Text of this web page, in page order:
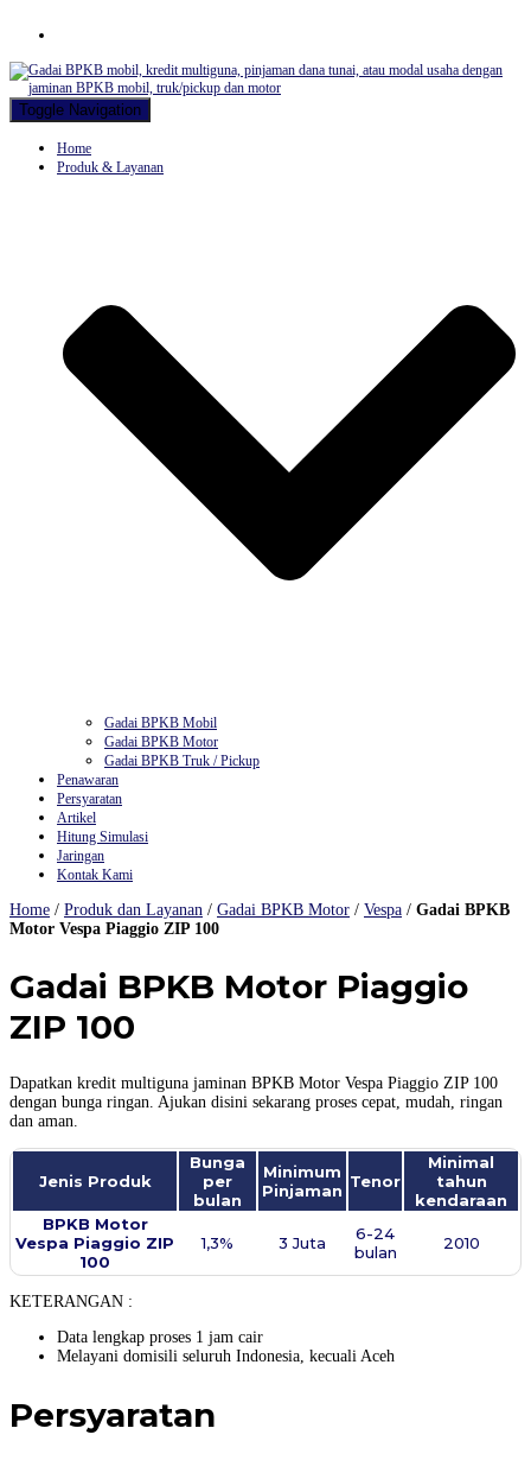
Toggle Navigation
Home
Produk & Layanan
Gadai BPKB Mobil
Gadai BPKB Motor
Gadai BPKB Truk / Pickup
Penawaran
Persyaratan
Artikel
Hitung Simulasi
Jaringan
Kontak Kami
Home / Produk dan Layanan / Gadai BPKB Motor / Vespa / Gadai BPKB
Motor Vespa Piaggio ZIP 100
Gadai BPKB Motor Piaggio
ZIP 100
Dapatkan kredit multiguna jaminan BPKB Motor Vespa Piaggio ZIP 100
dengan bunga ringan. Ajukan disini sekarang proses cepat, mudah, ringan
dan aman.
Jenis Produk
Bunga
per
bulan
Minimum
Pinjaman Tenor
Minimal
tahun
kendaraan
BPKB Motor
Vespa Piaggio ZIP
100​
1,3% 3 Juta
6-24
bulan
2010
KETERANGAN :
Data lengkap proses 1 jam cair
Melayani domisili seluruh Indonesia, kecuali Aceh
Persyaratan